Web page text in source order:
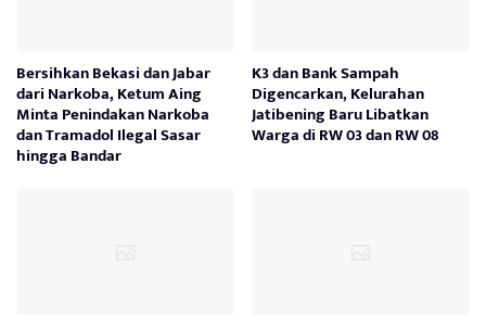
Bersihkan Bekasi dan Jabar
dari Narkoba, Ketum Aing
Minta Penindakan Narkoba
dan Tramadol Ilegal Sasar
hingga Bandar
K3 dan Bank Sampah
Digencarkan, Kelurahan
Jatibening Baru Libatkan
Warga di RW 03 dan RW 08